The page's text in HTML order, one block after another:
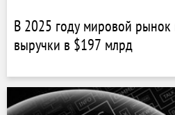
В 2025 году мировой рынок
выручки в $197 млрд